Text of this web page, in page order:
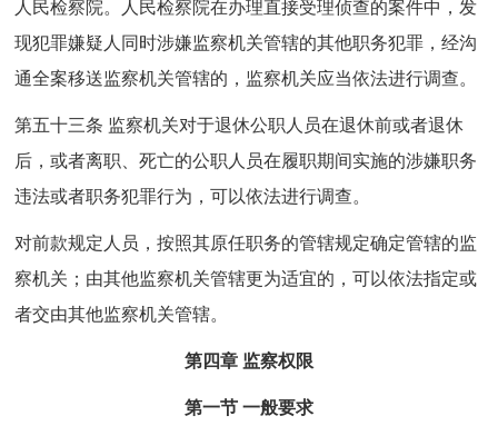
人民检察院。人民检察院在办理直接受理侦查的案件中，发
现犯罪嫌疑人同时涉嫌监察机关管辖的其他职务犯罪，经沟
通全案移送监察机关管辖的，监察机关应当依法进行调查。
第五十三条 监察机关对于退休公职人员在退休前或者退休
后，或者离职、死亡的公职人员在履职期间实施的涉嫌职务
违法或者职务犯罪行为，可以依法进行调查。
对前款规定人员，按照其原任职务的管辖规定确定管辖的监
察机关；由其他监察机关管辖更为适宜的，可以依法指定或
者交由其他监察机关管辖。
第四章 监察权限
第一节 一般要求